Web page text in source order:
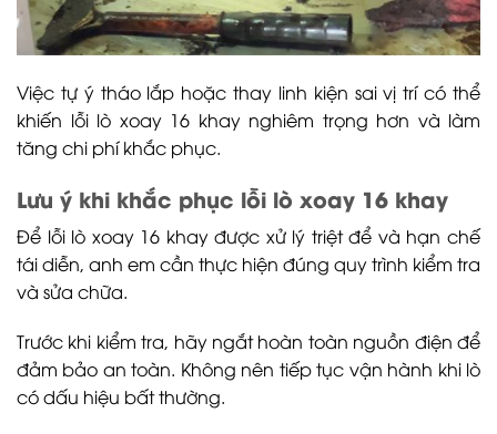
Việc tự ý tháo lắp hoặc thay linh kiện sai vị trí có thể
khiến lỗi lò xoay 16 khay nghiêm trọng hơn và làm
tăng chi phí khắc phục.
Lưu ý khi khắc phục lỗi lò xoay 16 khay
Để lỗi lò xoay 16 khay được xử lý triệt để và hạn chế
tái diễn, anh em cần thực hiện đúng quy trình kiểm tra
và sửa chữa.
Trước khi kiểm tra, hãy ngắt hoàn toàn nguồn điện để
đảm bảo an toàn. Không nên tiếp tục vận hành khi lò
có dấu hiệu bất thường.